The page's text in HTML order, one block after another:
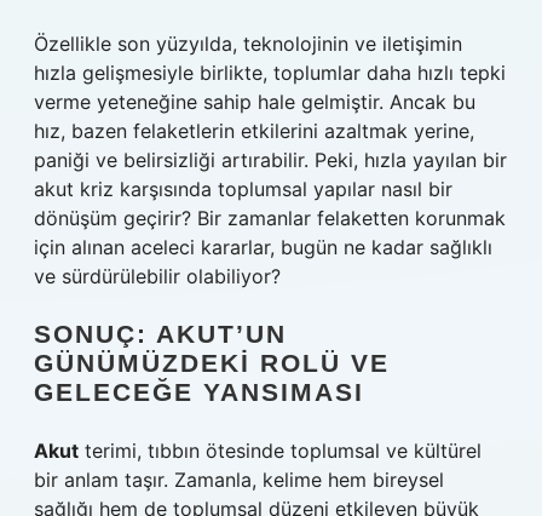
Özellikle son yüzyılda, teknolojinin ve iletişimin
hızla gelişmesiyle birlikte, toplumlar daha hızlı tepki
verme yeteneğine sahip hale gelmiştir. Ancak bu
hız, bazen felaketlerin etkilerini azaltmak yerine,
paniği ve belirsizliği artırabilir. Peki, hızla yayılan bir
akut kriz karşısında toplumsal yapılar nasıl bir
dönüşüm geçirir? Bir zamanlar felaketten korunmak
için alınan aceleci kararlar, bugün ne kadar sağlıklı
ve sürdürülebilir olabiliyor?
SONUÇ: AKUT’UN
GÜNÜMÜZDEKI ROLÜ VE
GELECEĞE YANSIMASI
Akut terimi, tıbbın ötesinde toplumsal ve kültürel
bir anlam taşır. Zamanla, kelime hem bireysel
sağlığı hem de toplumsal düzeni etkileyen büyük